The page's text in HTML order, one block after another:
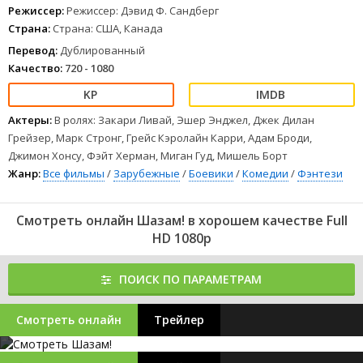
1234 5 67 8
Режиссер:Режиссер: Дэвид Ф. Сандберг
Страна: Страна: США, Канада
Перевод: Дублированный
Качество: 720 - 1080
Актеры:В ролях: Закари Ливай, Эшер Энджел, Джек Дилан
Грейзер, Марк Стронг, Грейс Кэролайн Карри, Адам Броди,
Джимон Хонсу, Фэйт Херман, Миган Гуд, Мишель Борт
Жанр:Все фильмы / Зарубежные /Боевики /Комедии /Фэнтези
Смотреть онлайн Шазам! в хорошем качестве Full
HD 1080p
ПОИСК ПО ПАРАМЕТРАМ
Смотреть онлайн Трейлер